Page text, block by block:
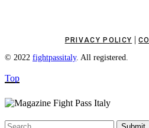
PRIVACY POLICY |
© 2022 fightpassitaly. All registered.
Top
Submit